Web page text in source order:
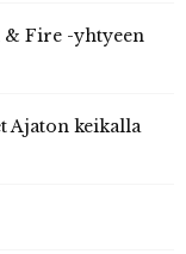
& Fire -yhtyeen
Ajaton keikalla